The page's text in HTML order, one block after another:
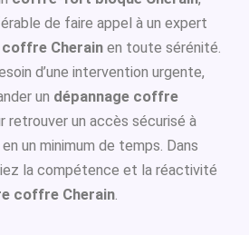
de faire appel à un expert
Cherain en toute sérénité.
d’une intervention urgente,
un dépannage coffre
retrouver un accès sécurisé à
un minimum de temps. Dans
la compétence et la réactivité
coffre Cherain.